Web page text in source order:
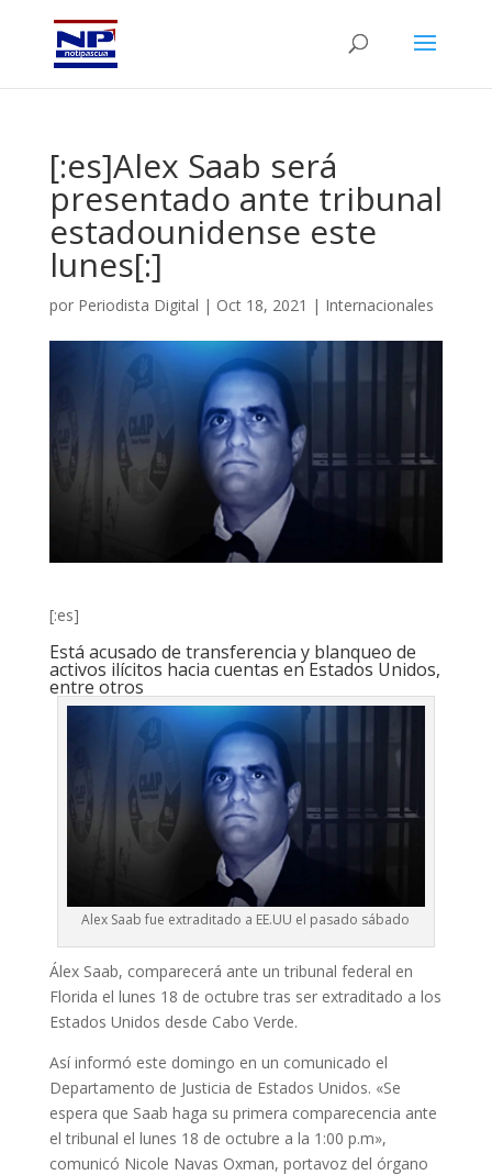
[:es]Alex Saab será
presentado ante tribunal
estadounidense este
lunes[:]
por Periodista Digital | Oct 18, 2021 | Internacionales
[:es]
Está acusado de transferencia y blanqueo de
activos ilícitos hacia cuentas en Estados Unidos,
entre otros
Alex Saab fue extraditado a EE.UU el pasado sábado
Álex Saab, comparecerá ante un tribunal federal en
Florida el lunes 18 de octubre tras ser extraditado a los
Estados Unidos desde Cabo Verde.
Así informó este domingo en un comunicado el
Departamento de Justicia de Estados Unidos. «Se
espera que Saab haga su primera comparecencia ante
el tribunal el lunes 18 de octubre a la 1:00 p.m»,
comunicó Nicole Navas Oxman, portavoz del órgano